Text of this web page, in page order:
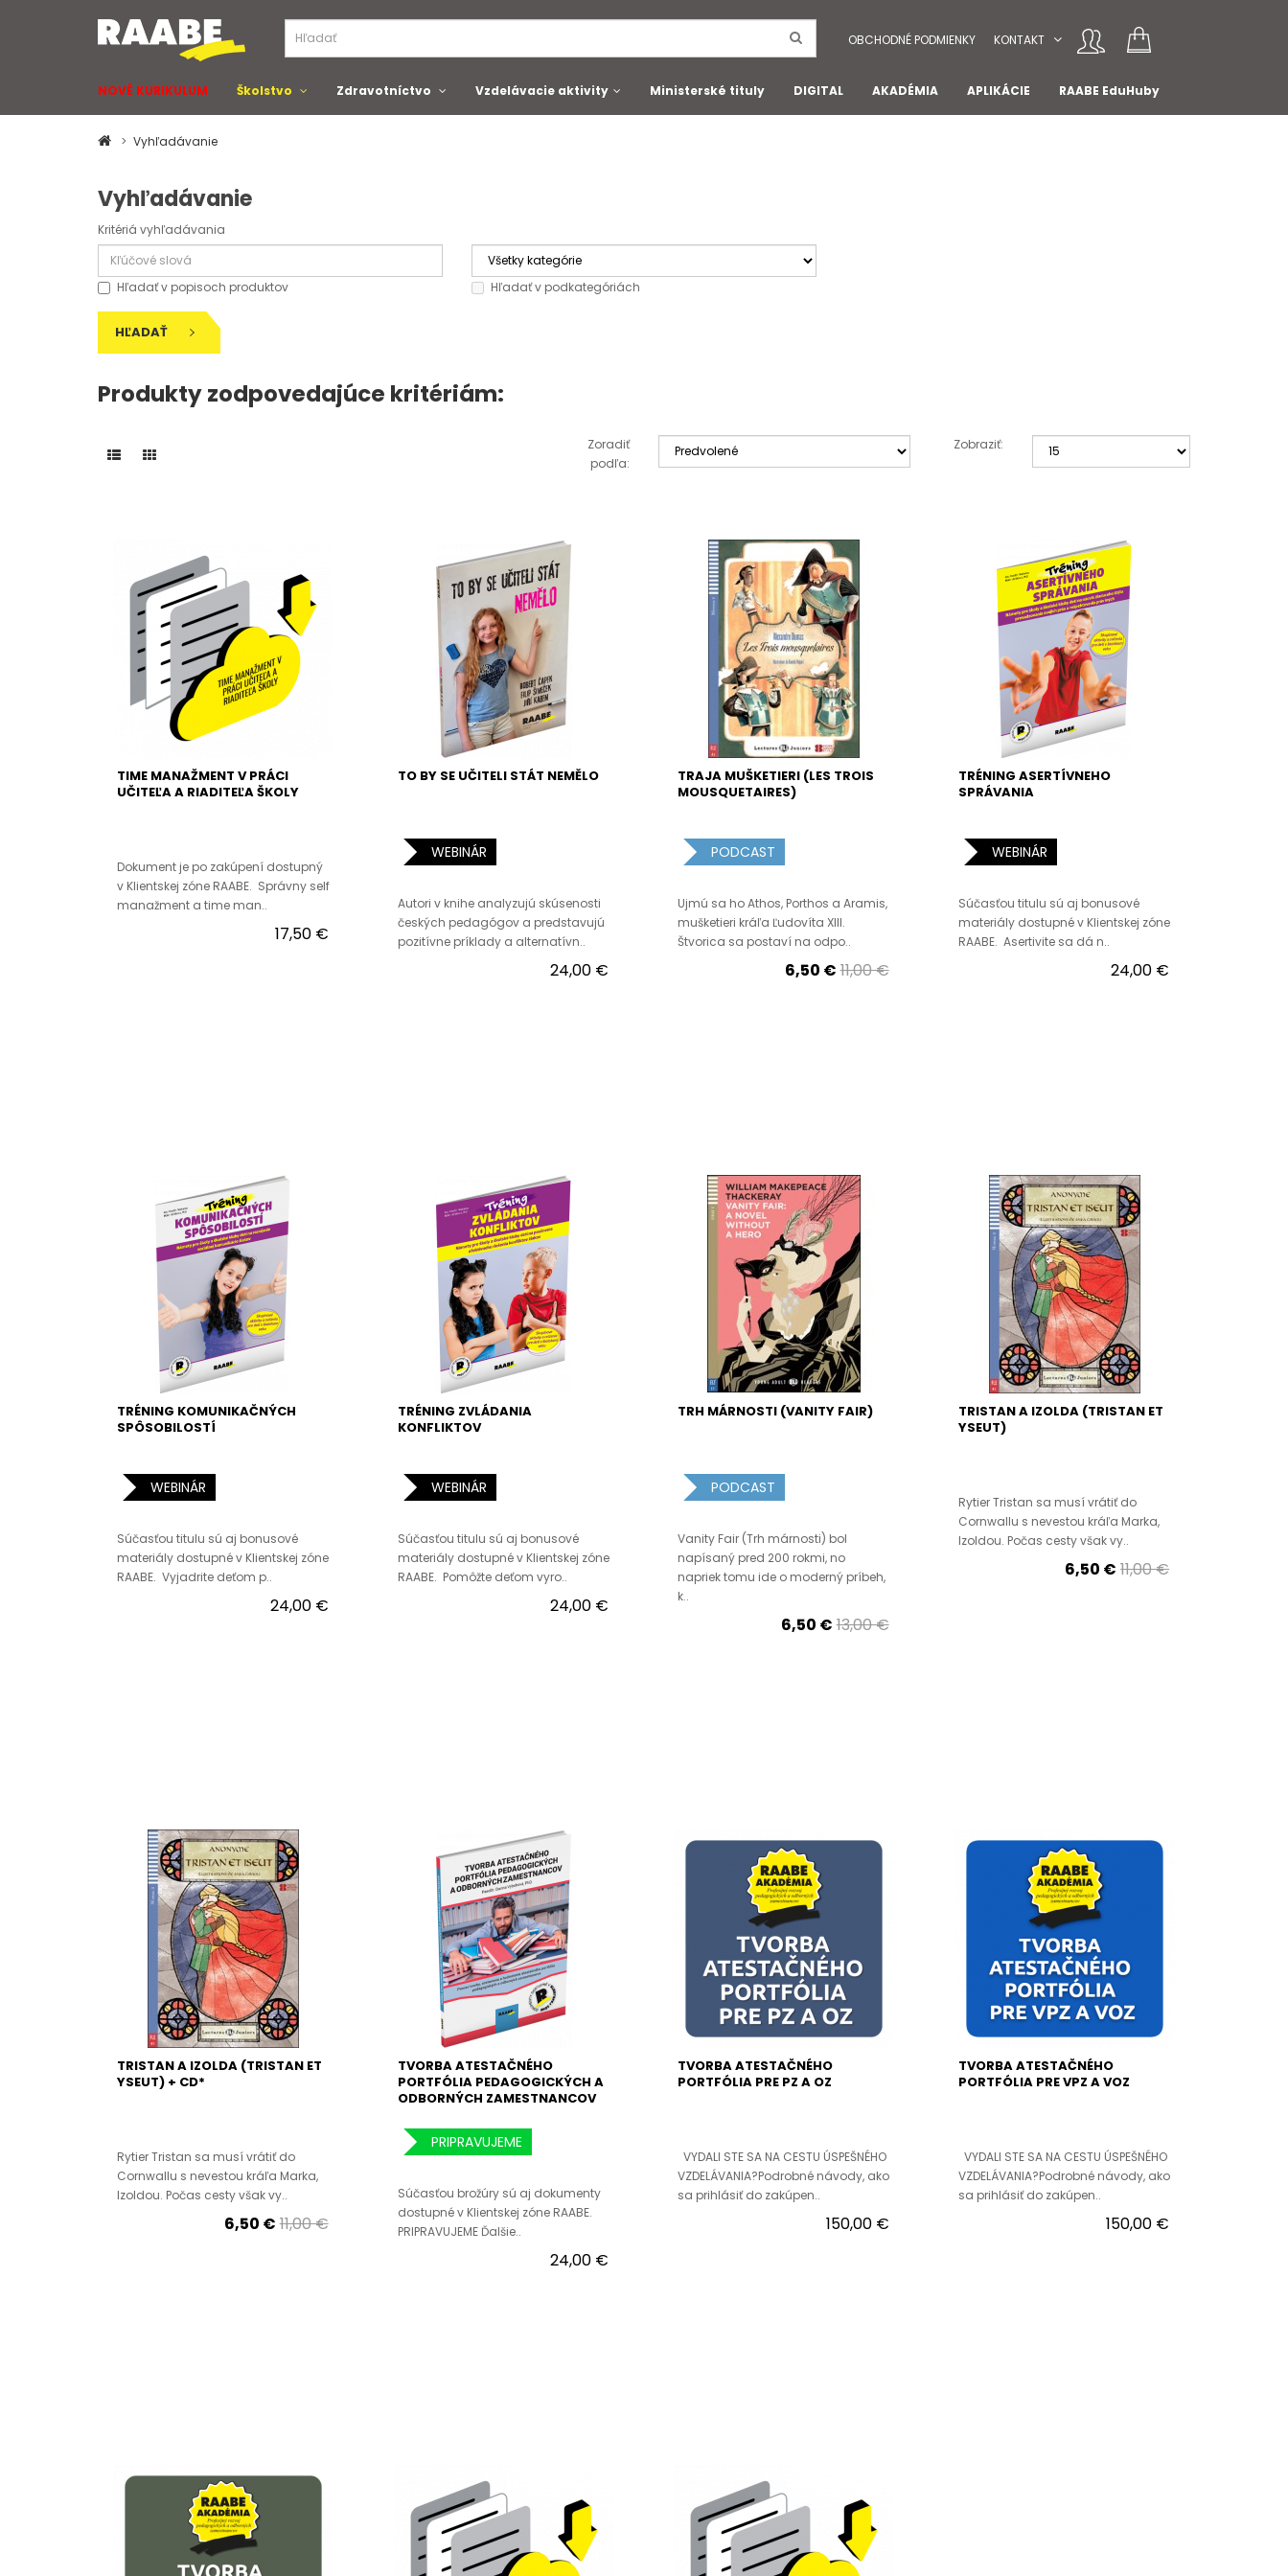
OBCHODNÉ PODMIENKY KONTAKT
NOVÉ KURIKULUM Školstvo Zdravotníctvo Vzdelávacie aktivity Ministerské tituly DIGITAL AKADÉMIA APLIKÁCIE RAABE EduHuby
Vyhľadávanie
Vyhľadávanie
Kritériá vyhľadávania
Hľadať v popisoch produktov Hľadať v podkategóriách
HĽADAŤ
Produkty zodpovedajúce kritériám:
Zoradiť
podľa:
Zobraziť:
TIME MANAŽMENT V PRÁCI
UČITEĽA A RIADITEĽA ŠKOLY
Dokument je po zakúpení dostupný
v Klientskej zóne RAABE. Správny self
manažment a time man..
17,50 €
TO BY SE UČITELI STÁT NEMĚLO
WEBINÁR
Autori v knihe analyzujú skúsenosti
českých pedagógov a predstavujú
pozitívne príklady a alternatívn..
24,00 €
TRAJA MUŠKETIERI (LES TROIS
MOUSQUETAIRES)
PODCAST
Ujmú sa ho Athos, Porthos a Aramis,
mušketieri kráľa Ľudovíta XIII.
Štvorica sa postaví na odpo..
6,50 € 11,00 €
TRÉNING ASERTÍVNEHO
SPRÁVANIA
WEBINÁR
Súčasťou titulu sú aj bonusové
materiály dostupné v Klientskej zóne
RAABE. Asertivite sa dá n..
24,00 €
TRÉNING KOMUNIKAČNÝCH
SPÔSOBILOSTÍ
WEBINÁR
Súčasťou titulu sú aj bonusové
materiály dostupné v Klientskej zóne
RAABE. Vyjadrite deťom p..
24,00 €
TRÉNING ZVLÁDANIA
KONFLIKTOV
WEBINÁR
Súčasťou titulu sú aj bonusové
materiály dostupné v Klientskej zóne
RAABE. Pomôžte deťom vyro..
24,00 €
TRH MÁRNOSTI (VANITY FAIR)
PODCAST
Vanity Fair (Trh márnosti) bol
napísaný pred 200 rokmi, no
napriek tomu ide o moderný príbeh,
k..
6,50 € 13,00 €
TRISTAN A IZOLDA (TRISTAN ET
YSEUT)
Rytier Tristan sa musí vrátiť do
Cornwallu s nevestou kráľa Marka,
Izoldou. Počas cesty však vy..
6,50 € 11,00 €
TRISTAN A IZOLDA (TRISTAN ET
YSEUT) + CD*
Rytier Tristan sa musí vrátiť do
Cornwallu s nevestou kráľa Marka,
Izoldou. Počas cesty však vy..
6,50 € 11,00 €
TVORBA ATESTAČNÉHO
PORTFÓLIA PEDAGOGICKÝCH A
ODBORNÝCH ZAMESTNANCOV
PRIPRAVUJEME
Súčasťou brožúry sú aj dokumenty
dostupné v Klientskej zóne RAABE.
PRIPRAVUJEME Ďalšie..
24,00 €
TVORBA ATESTAČNÉHO
PORTFÓLIA PRE PZ A OZ
VYDALI STE SA NA CESTU ÚSPEŠNÉHO
VZDELÁVANIA?Podrobné návody, ako
sa prihlásiť do zakúpen..
150,00 €
TVORBA ATESTAČNÉHO
PORTFÓLIA PRE VPZ A VOZ
VYDALI STE SA NA CESTU ÚSPEŠNÉHO
VZDELÁVANIA?Podrobné návody, ako
sa prihlásiť do zakúpen..
150,00 €